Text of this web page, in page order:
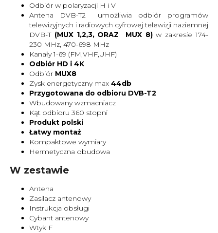
Odbiór w polaryzacji H i V
Antena DVB-T2 umożliwia odbiór programów
telewizyjnych i radiowych cyfrowej telewizji naziemnej
DVB-T (MUX 1,2,3, ORAZ MUX 8)w zakresie 174-
230 MHz, 470-698 MHz
Kanały 1-69 (FM,VHF,UHF)
Odbiór HD i 4K
Odbiór MUX8
Zysk energetyczny max 44db
Przygotowana do odbioru DVB-T2
Wbudowany wzmacniacz
Kąt odbioru 360 stopni
Produkt polski
Łatwy montaż
Kompaktowe wymiary
Hermetyczna obudowa
W zestawie
Antena
Zasilacz antenowy
Instrukcja obsługi
Cybant antenowy
Wtyk F